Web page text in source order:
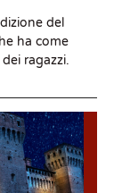
del
ha come
ragazzi.